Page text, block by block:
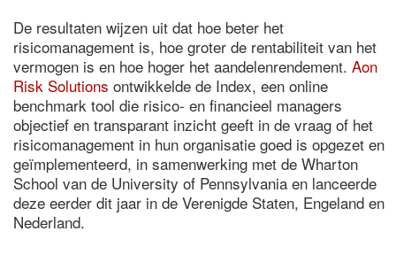
De resultaten wijzen uit dat hoe beter het
risicomanagement is, hoe groter de rentabiliteit van het
vermogen is en hoe hoger het aandelenrendement. Aon
Risk Solutions ontwikkelde de Index, een online
benchmark tool die risico- en financieel managers
objectief en transparant inzicht geeft in de vraag of het
risicomanagement in hun organisatie goed is opgezet en
geïmplementeerd, in samenwerking met de Wharton
School van de University of Pennsylvania en lanceerde
deze eerder dit jaar in de Verenigde Staten, Engeland en
Nederland.